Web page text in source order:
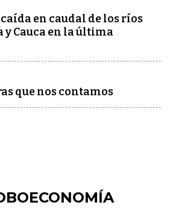
en caudal de los ríos
y Cauca en la última
que nos contamos